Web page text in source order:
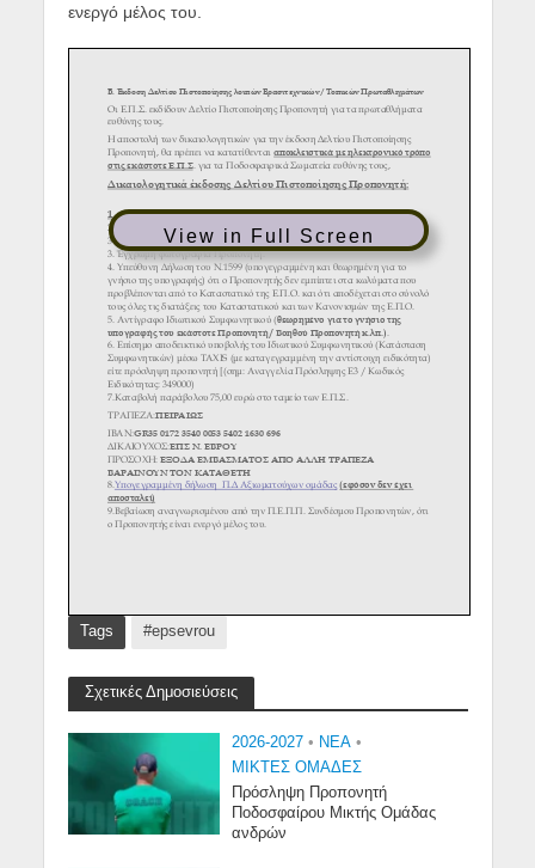
ενεργό μέλος του.
View in Full Screen
Tags #epsevrou
Σχετικές Δημοσιεύσεις
2026-2027 • NEA •
ΜΙΚΤΕΣ ΟΜΑΔΕΣ
Πρόσληψη Προπονητή
Ποδοσφαίρου Μικτής Ομάδας
ανδρών